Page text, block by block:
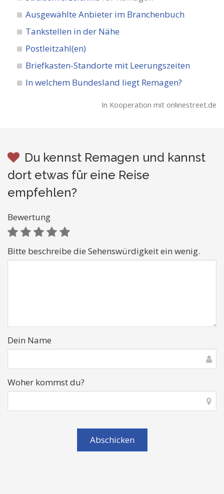
Ausgewählte Anbieter im Branchenbuch
Tankstellen in der Nähe
Postleitzahl(en)
Briefkasten-Standorte mit Leerungszeiten
In welchem Bundesland liegt Remagen?
In Kooperation mit onlinestreet.de
Du kennst Remagen und kannst
dort etwas für eine Reise
empfehlen?
Bewertung
Bitte beschreibe die Sehenswürdigkeit ein wenig.
Dein Name
Woher kommst du?